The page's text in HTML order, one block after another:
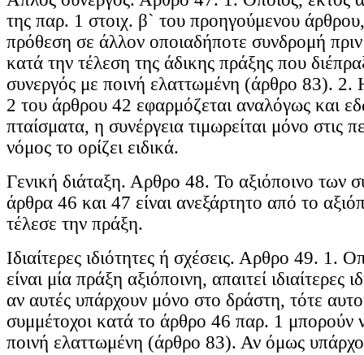
της παρ. 1 στοιχ. β` του προηγούμενου
πρόθεση σε άλλον οποιαδήποτε συνδρομή
κατά την τέλεση της άδικης πράξης που
συνεργός με ποινή ελαττωμένη (άρθρο 83). 2.
2 του άρθρου 42 εφαρμόζεται αναλόγως και
πταίσματα, η συνέργεια τιμωρείται μόνο στις
νόμος το ορίζει ειδικά.
Γενική διάταξη. Αρθρο 48. Το αξιόποινο των
άρθρα 46 και 47 είναι ανεξάρτητο από το
τέλεσε την πράξη.
Ιδιαίτερες ιδιότητες ή σχέσεις. Αρθρο 49. 1.
είναι μία πράξη αξιόποινη, απαιτεί ιδιαίτερες
αν αυτές υπάρχουν μόνο στο δράστη, τότε
συμμέτοχοι κατά το άρθρο 46 παρ. 1 μπορούν
ποινή ελαττωμένη (άρθρο 83). Αν όμως